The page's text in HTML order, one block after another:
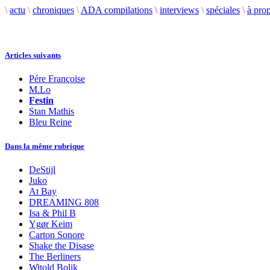
\ actu \ chroniques \ ADA compilations \ interviews \ spéciales \ à
Articles suivants
Pére Françoise
M.Lo
Festin
Stan Mathis
Bleu Reine
Dans la même rubrique
DeStijl
Juko
At Bay
DREAMING 808
Isa & Phil B
Ygør Keim
Carton Sonore
Shake the Disase
The Berliners
Witold Bolik